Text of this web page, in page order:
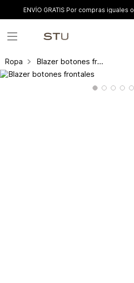
ENVÍO GRATIS Por compras
Ropa Blazer botones frontales